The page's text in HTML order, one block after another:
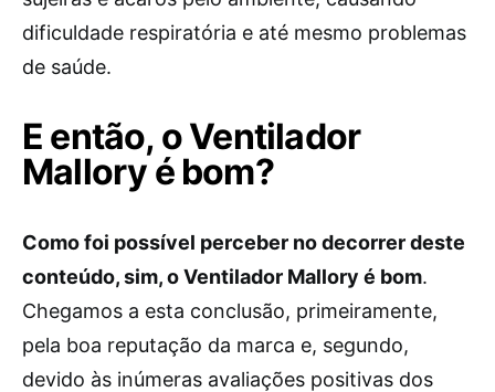
dificuldade respiratória e até mesmo problemas
de saúde.
E então, o Ventilador
Mallory é bom?
Como foi possível perceber no decorrer deste
conteúdo, sim, o Ventilador Mallory é bom.
Chegamos a esta conclusão, primeiramente,
pela boa reputação da marca e, segundo,
devido às inúmeras avaliações positivas dos